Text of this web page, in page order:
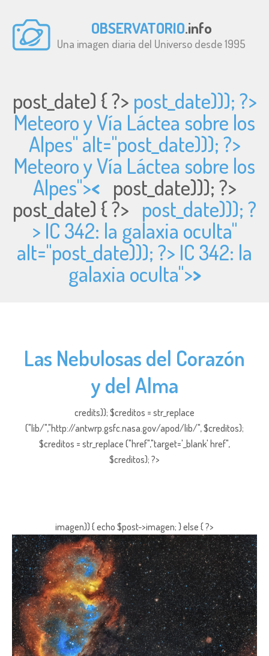
OBSERVATORIO.info
Una imagen diaria del Universo desde 1995
post_date) { ?> post_date))); ?>
Meteoro y Vía Láctea sobre los
Alpes" alt="post_date))); ?>
Meteoro y Vía Láctea sobre los
Alpes">< post_date))); ?>
post_date) { ?> post_date))); ?
> IC 342: la galaxia oculta"
alt="post_date))); ?> IC 342: la
galaxia oculta">>
Las Nebulosas del Corazón
y del Alma
credits)); $creditos = str_replace
("lib/","http://antwrp.gsfc.nasa.gov/apod/lib/", $creditos);
$creditos = str_replace ("href","target='_blank' href",
$creditos); ?>
imagen)) { echo $post->imagen; } else { ?>